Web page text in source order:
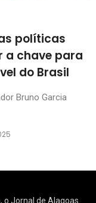
políticas
a chave para
do Brasil
Bruno Garcia
o Jornal de Alagoas